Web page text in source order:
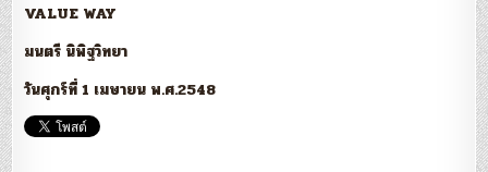
VALUE WAY
มนตรี นิพิฐวิทยา
วันศุกร์ที่ 1 เมษายน พ.ศ.2548